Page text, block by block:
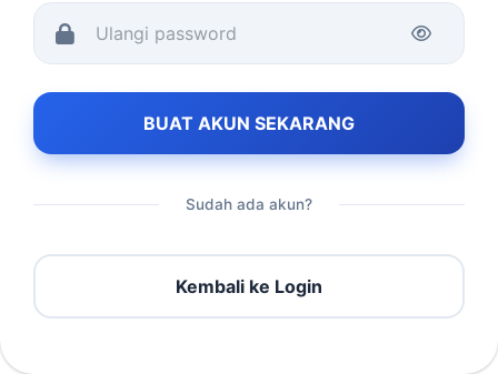
BUAT AKUN SEKARANG
Sudah ada akun?
Kembali ke Login